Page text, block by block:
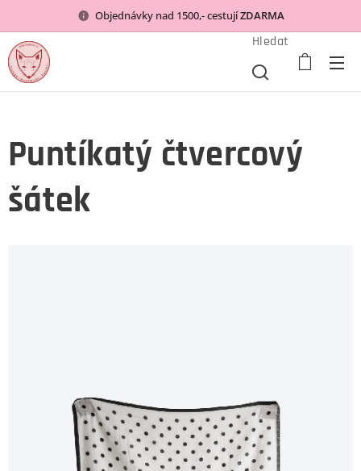
Objednávky nad 1500,- cestujíZDARMA
Hledat
Puntíkatý čtvercový
šátek